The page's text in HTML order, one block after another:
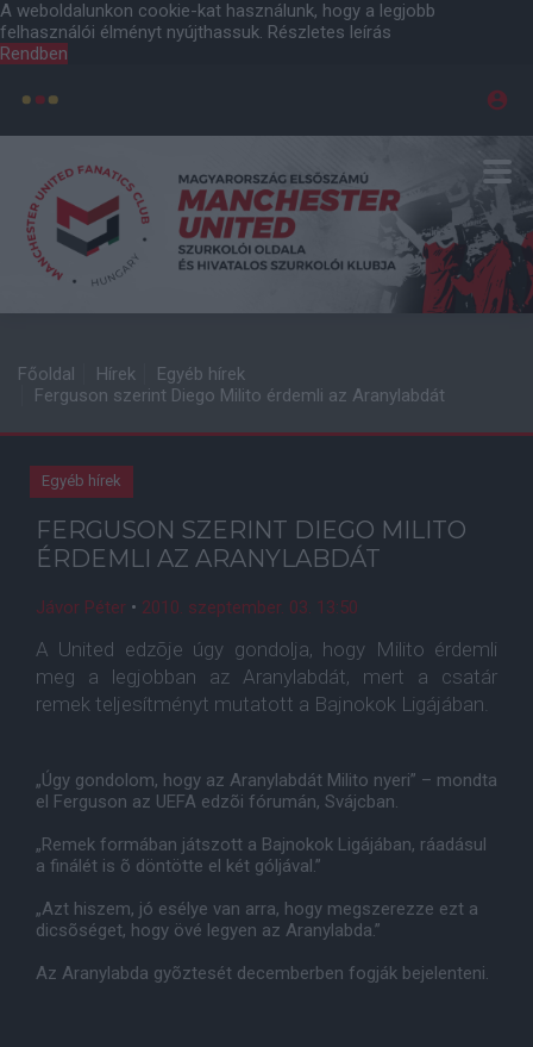
A weboldalunkon cookie-kat használunk, hogy a legjobb
felhasználói élményt nyújthassuk. Részletes leírás
Rendben
Főoldal Hírek
Egyéb hírek
Ferguson szerint Diego Milito érdemli az Aranylabdát
Egyéb hírek
FERGUSON SZERINT DIEGO MILITO
ÉRDEMLI AZ ARANYLABDÁT
Jávor Péter • 2010. szeptember. 03. 13:50
A United edzõje úgy gondolja, hogy Milito érdemli
meg a legjobban az Aranylabdát, mert a csatár
remek teljesítményt mutatott a Bajnokok Ligájában.
„Úgy gondolom, hogy az Aranylabdát Milito nyeri” – mondta
el Ferguson az UEFA edzõi fórumán, Svájcban.
„Remek formában játszott a Bajnokok Ligájában, ráadásul
a finálét is õ döntötte el két góljával.”
„Azt hiszem, jó esélye van arra, hogy megszerezze ezt a
dicsõséget, hogy övé legyen az Aranylabda.”
Az Aranylabda gyõztesét decemberben fogják bejelenteni.